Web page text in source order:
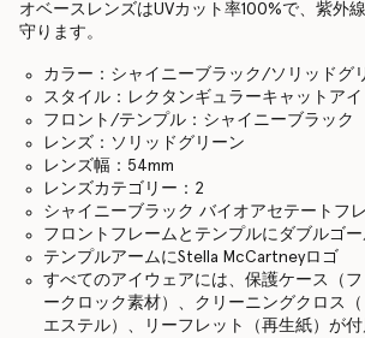
オベースレンズはUVカット率100%で、紫外
守ります。
カラー：シャイニーブラック/ソリッドグ
スタイル：レクタンギュラーキャットアイ
フロント/テンプル：シャイニーブラック
レンズ：ソリッドグリーン
レンズ幅：54mm
レンズカテゴリー：2
シャイニーブラック バイオアセテートフ
フロントフレームとテンプルにダブルゴ
テンプルアームにStella McCartneyロゴ
すべてのアイウェアには、保護ケース（
ークロック素材）、クリーニングクロス
エステル）、リーフレット（再生紙）が付